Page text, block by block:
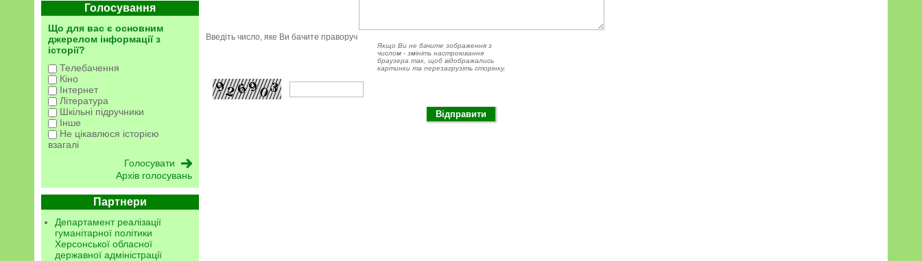
Голосування
Що для вас є основним
джерелом інформації з
історії?
Телебачення
Кіно
Інтернет
Література
Шкільні підручники
Інше
Не цікавлюся історією
взагалі
Архів голосувань
Партнери
Департамент реалізації
гуманітарної політики
Херсонської обласної
державної адміністрації
Введіть число, яке Ви бачите праворуч
Якщо Ви не бачите зображення з
числом - змініть настроювання
браузера так, щоб відображались
картинки та перезагрузіть сторінку.